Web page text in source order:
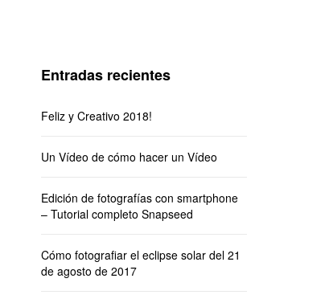
Entradas recientes
Feliz y Creativo 2018!
Un Vídeo de cómo hacer un Vídeo
Edición de fotografías con smartphone
– Tutorial completo Snapseed
Cómo fotografiar el eclipse solar del 21
de agosto de 2017